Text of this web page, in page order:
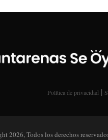
Política de privacidad |
2026, Todos los derechos